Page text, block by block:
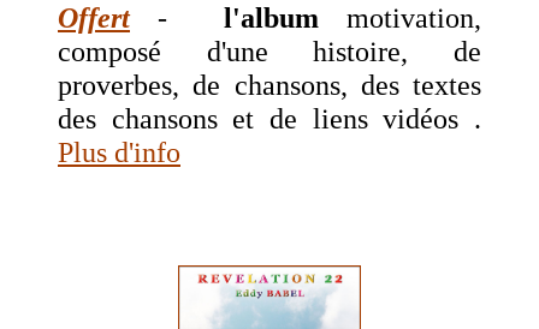
Offert- l'album motivation,
composé d'une histoire, de
proverbes, de chansons, des textes
des chansons et de liens vidéos .
Plus d'info